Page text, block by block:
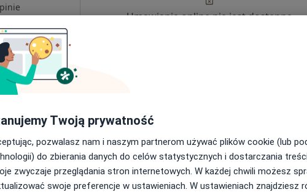
280 zł
Umawianie online nie jest dostępne
Dziś Jutro
8 Sie
Ndz, Pon,
Twoją prywatność
pozwalasz nam i naszym partnerom używać plików cookie (lub
do zbierania danych do celów statystycznych i dostarczania
zwyczaje przeglądania stron internetowych. W każdej chwili możesz
swoje preferencje w ustawieniach. W ustawieniach znajdziesz